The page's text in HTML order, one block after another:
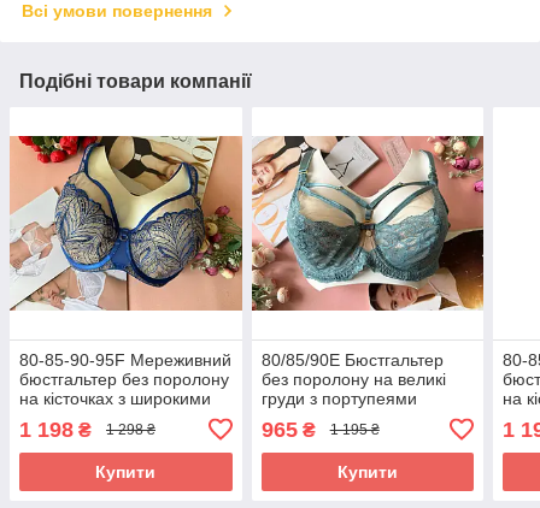
Всі умови повернення
Подібні товари компанії
80-85-90-95F Мереживний
бюстгальтер без поролону
на кісточках з широкими
синій
1 198 ₴ 1 298 ₴
Купити
80/85/90Е Бюстгальтер
без поролону на великі
груди з портупеями
965₴ 1 195 ₴
Купити
80-
на
1